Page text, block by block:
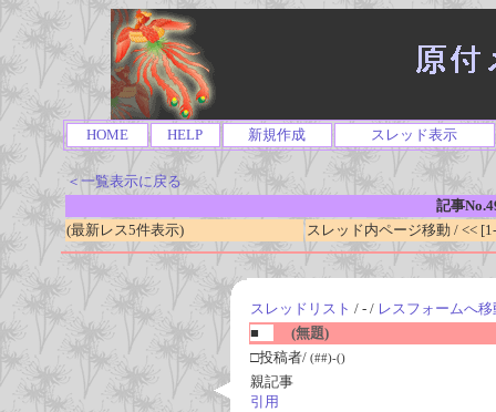
HOME HELP 新規作成 スレッド表示
＜一覧表示に戻る
記事
(最新レス5件表示)
スレッド内ページ移動 / <<
スレッドリスト / - / レスフォームへ移
■
(無題)
□投稿者/ (##)-()
親記事
引用